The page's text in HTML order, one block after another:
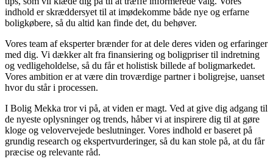
indhold er skræddersyet til at imødekomme både nye og erfarne
boligkøbere, så du altid kan finde det, du behøver.
Vores team af eksperter brænder for at dele deres viden og erfaringer
med dig. Vi dækker alt fra finansiering og boligpriser til indretning
og vedligeholdelse, så du får et holistisk billede af boligmarkedet.
Vores ambition er at være din troværdige partner i boligrejse, uanset
hvor du står i processen.
I Bolig Mekka tror vi på, at viden er magt. Ved at give dig adgang til
de nyeste oplysninger og trends, håber vi at inspirere dig til at gøre
kloge og velovervejede beslutninger. Vores indhold er baseret på
grundig research og ekspertvurderinger, så du kan stole på, at du får
præcise og relevante råd.